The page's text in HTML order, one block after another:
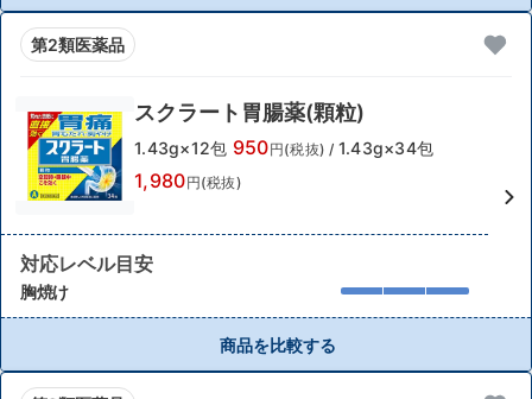
第2類医薬品
スクラート胃腸薬(顆粒)
1.43g×12包 950円(税抜) / 1.43g×34包
1,980円(税抜)
対応レベル目安
胸焼け
商品を比較する